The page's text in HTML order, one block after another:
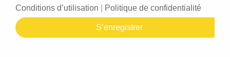
Conditions d’utilisation Politique de confidentialité
S’enregistrer